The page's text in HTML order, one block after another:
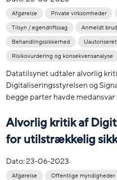
Afgørelse Private virksomheder
Tilsyn / egendriftssag
Anmeldt
Behandlingssikkerhed
Risikovurdering og konsekvensanalyse
Datatilsynet udtaler alvorlig
Digitaliseringsstyrelsen og
begge parter havde
Alvorlig kritik af
for utilstrækkelig
Dato:23-06-2023
Afgørelse Offentlige myndigheder